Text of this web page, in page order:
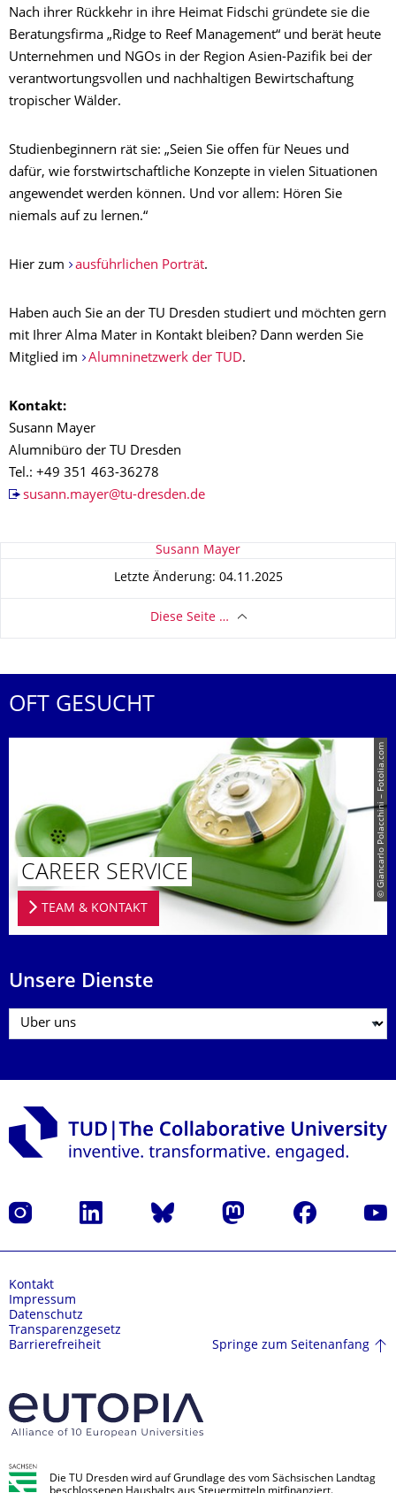
Nach ihrer Rückkehr in ihre Heimat Fidschi gründete sie die
Beratungsfirma „Ridge to Reef Management“ und berät heute
Unternehmen und NGOs in der Region Asien-Pazifik bei der
verantwortungsvollen und nachhaltigen Bewirtschaftung
tropischer Wälder.
Studienbeginnern rät sie: „Seien Sie offen für Neues und
dafür, wie forstwirtschaftliche Konzepte in vielen Situationen
angewendet werden können. Und vor allem: Hören Sie
niemals auf zu lernen.“
Hier zum ausführlichen Porträt.
Haben auch Sie an der TU Dresden studiert und möchten gern
mit Ihrer Alma Mater in Kontakt bleiben? Dann werden Sie
Mitglied im
Alumninetzwerk der TUD.
Kontakt:
Susann Mayer
Alumnibüro der TU Dresden
Tel.: +49 351 463-36278
susann.mayer@tu-dresden.de
Zu dieser Seite Susann Mayer
Letzte Änderung: 04.11.2025
Diese Seite …
OFT GESUCHT
© Giancarlo Polacchini – Fotolia.com
CAREER SERVICE
TEAM & KONTAKT
Unsere Dienste
Instagram LinkedIn Bluesky Mastodon Facebook
Kontakt
Impressum
Datenschutz
Transparenzgesetz
Barrierefreiheit
Springe zum Seitenanfang
Die TU Dresden wird auf Grundlage des vom Sächsischen Landtag